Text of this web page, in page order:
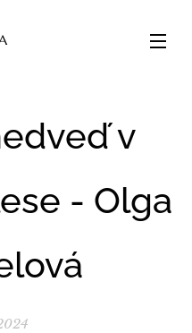
v
- Olga